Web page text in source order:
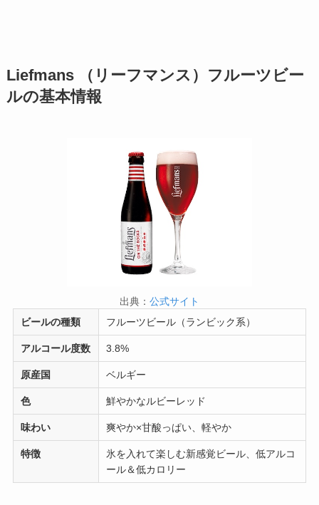
Liefmans （リーフマンス）フルーツビー
ルの基本情報
出典： 公式サイト
ビールの種類
フルーツビール（ランビック系）
アルコール度数 3.8%
原産国 ベルギー
色 鮮やかなルビーレッド
味わい 爽やか×甘酸っぱい、軽やか
特徴
氷を入れて楽しむ新感覚ビール、低アルコ
ール＆低カロリー